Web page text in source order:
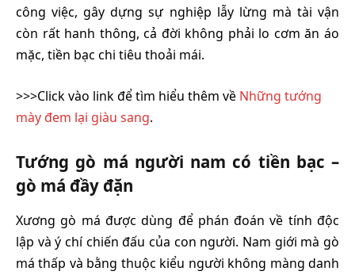
công việc, gây dựng sự nghiệp lẫy lừng mà tài vận
còn rất hanh thông, cả đời không phải lo cơm ăn áo
mặc, tiền bạc chi tiêu thoải mái.
>>>Click vào link để tìm hiểu thêm về Những tướng
mày đem lại giàu sang.
Tướng gò má người nam có tiền bạc –
gò má đầy đặn
Xương gò má được dùng để phán đoán về tính độc
lập và ý chí chiến đấu của con người. Nam giới mà gò
má thấp và bằng thuộc kiểu người không màng danh